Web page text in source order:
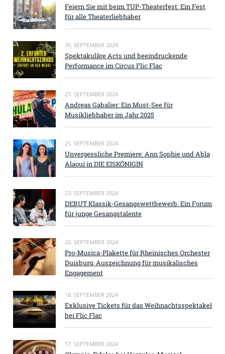
Feiern Sie mit beim TUP-Theaterfest: Ein Fest
für alle Theaterliebhaber
30. SEPTEMBER 2024
Spektakuläre Acts und beeindruckende
Performance im Circus Flic Flac
27. SEPTEMBER 2024
Andreas Gabalier: Ein Must-See für
Musikliebhaber im Jahr 2025
25. SEPTEMBER 2024
Unvergessliche Premiere: Ann Sophie und Abla
Alaoui in DIE EISKÖNIGIN
23. SEPTEMBER 2024
DEBUT Klassik-Gesangswettbewerb: Ein Forum
für junge Gesangstalente
20. SEPTEMBER 2024
Pro-Musica-Plakette für Rheinisches Orchester
Duisburg: Auszeichnung für musikalisches
Engagement
18. SEPTEMBER 2024
Exklusive Tickets für das Weihnachtsspektakel
bei Flic Flac
17. SEPTEMBER 2024